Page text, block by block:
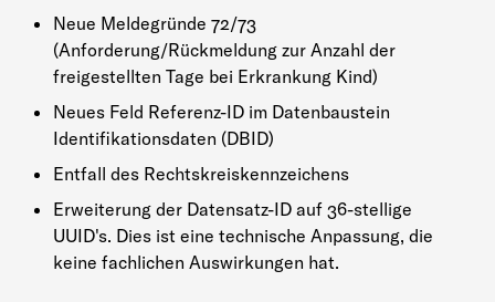
Neue Meldegründe 72/73
(Anforderung/Rückmeldung zur Anzahl der
freigestellten Tage bei Erkrankung Kind)
Neues Feld Referenz-ID im Datenbaustein
Identifikationsdaten (DBID)
Entfall des Rechtskreiskennzeichens
Erweiterung der Datensatz-ID auf 36-stellige
UUID's. Dies ist eine technische Anpassung, die
keine fachlichen Auswirkungen hat.